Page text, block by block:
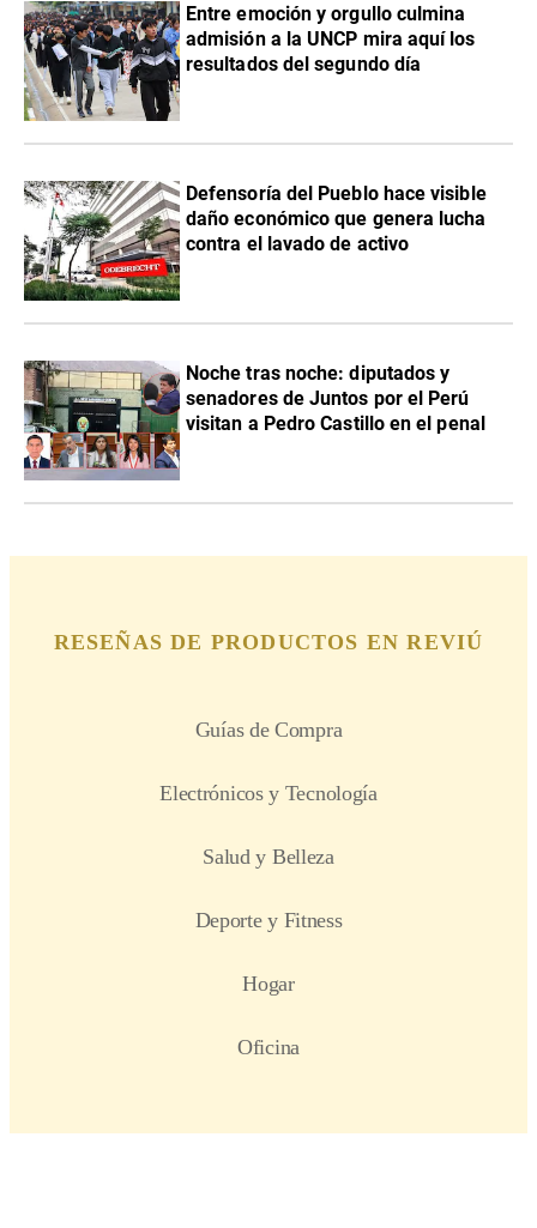
Entre emoción y orgullo culmina
admisión a la UNCP mira aquí los
resultados del segundo día
Defensoría del Pueblo hace visible
daño económico que genera lucha
contra el lavado de activo
Noche tras noche: diputados y
senadores de Juntos por el Perú
visitan a Pedro Castillo en el penal